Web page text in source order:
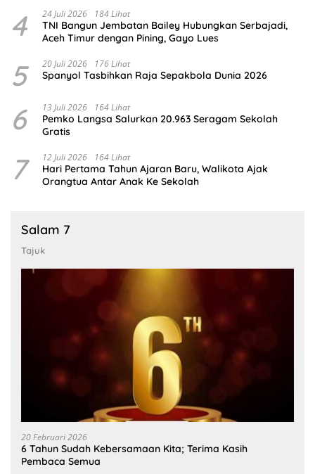
4 24 Juli 2026 184 Lihat
TNI Bangun Jembatan Bailey Hubungkan Serbajadi,
Aceh Timur dengan Pining, Gayo Lues
5 20 Juli 2026 176 Lihat
Spanyol Tasbihkan Raja Sepakbola Dunia 2026
6 13 Juli 2026 164 Lihat
Pemko Langsa Salurkan 20.963 Seragam Sekolah
Gratis
7 12 Juli 2026 164 Lihat
Hari Pertama Tahun Ajaran Baru, Walikota Ajak
Orangtua Antar Anak Ke Sekolah
Salam 7
Tajuk
20 Februari 2026
6 Tahun Sudah Kebersamaan Kita; Terima Kasih
Pembaca Semua